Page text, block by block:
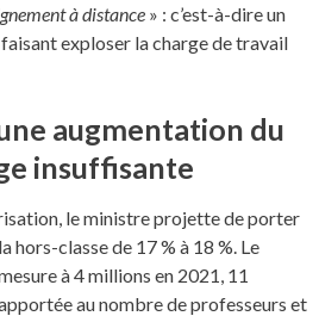
à distance» : c’est-à-dire un
exploser la charge de travail
augmentation du
insuffisante
le ministre projette de porter
hors-classe de 17 % à 18 %. Le
à 4 millions en 2021, 11
au nombre de professeurs et